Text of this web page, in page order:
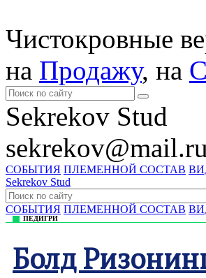
Чистокровные
на Продажу, на
Sekrekov Stud
sekrekov@mail.ru
СОБЫТИЯ ПЛЕМЕННОЙ СОСТАВ
Sekrekov Stud
СОБЫТИЯ ПЛЕМЕННОЙ СОСТАВ
ПЕДИГРИ
Болд